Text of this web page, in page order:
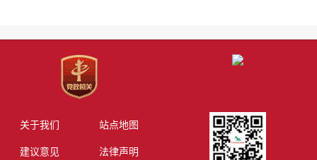
关于我们 站点地图
建议意见 法律声明